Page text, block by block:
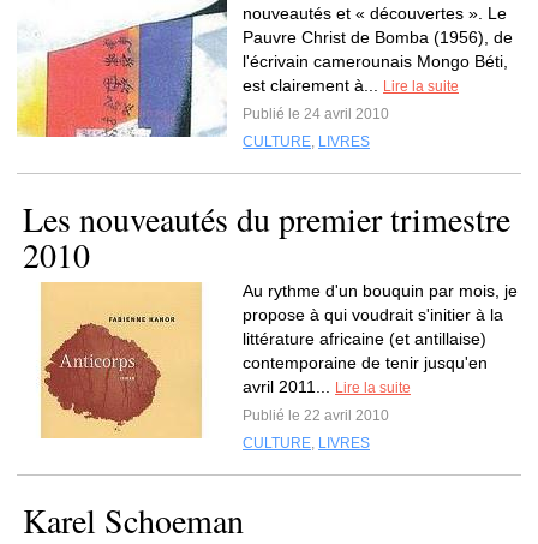
nouveautés et « découvertes ». Le
Pauvre Christ de Bomba (1956), de
l'écrivain camerounais Mongo Béti,
est clairement à...
Lire la suite
Publié le 24 avril 2010
CULTURE, LIVRES
Les nouveautés du premier trimestre
2010
Au rythme d'un bouquin par mois, je
propose à qui voudrait s'initier à la
littérature africaine (et antillaise)
contemporaine de tenir jusqu'en
avril 2011...
Lire la suite
Publié le 22 avril 2010
CULTURE, LIVRES
Karel Schoeman